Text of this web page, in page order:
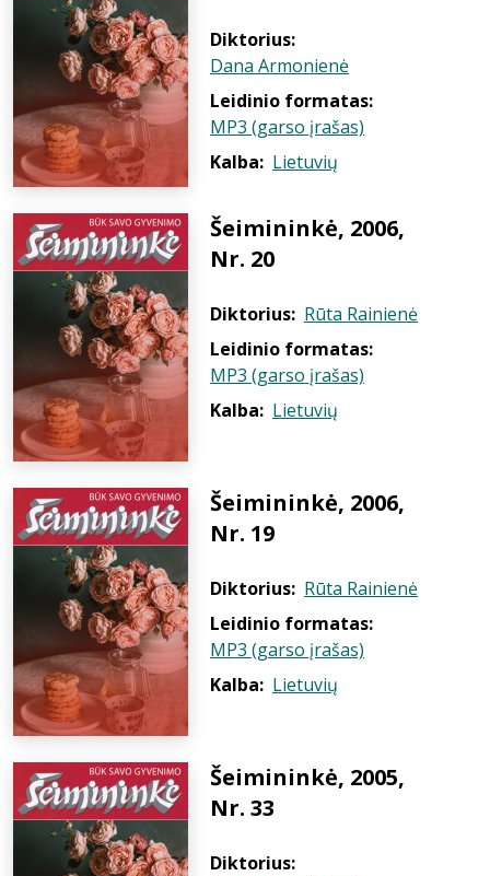
Diktorius:
Dana Armonienė
Leidinio formatas:
MP3 (garso įrašas)
Kalba: Lietuvių
Šeimininkė, 2006,
Nr. 20
Diktorius: Rūta Rainienė
Leidinio formatas:
MP3 (garso įrašas)
Kalba: Lietuvių
Šeimininkė, 2006,
Nr. 19
Diktorius: Rūta Rainienė
Leidinio formatas:
MP3 (garso įrašas)
Kalba: Lietuvių
Šeimininkė, 2005,
Nr. 33
Diktorius: